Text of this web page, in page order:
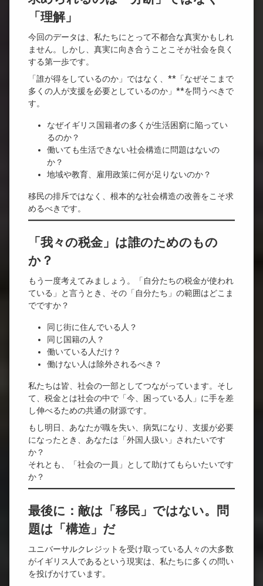
「理解」
今回のデータは、私たちにとって不都合な真実かもしれ
ません。しかし、真実に向き合うことこそが社会を良く
する第一歩です。
「誰が得をしているのか」ではなく、**「なぜそこまで
多くの人が支援を必要としているのか」**を問うべきで
す。
なぜイギリス国籍者の多くが生活困窮に陥ってい
るのか？
働いても生活できない社会構造に問題はないの
か？
地域や教育、雇用政策に何が足りないのか？
移民の排斥ではなく、根本的な社会構造の改善をこそ求
めるべきです。
「我々の税金」は誰のためのもの
か？
もう一度考えてみましょう。「自分たちの税金が使われ
ている」と言うとき、その「自分たち」の範囲はどこま
でですか？
同じ街に住んでいる人？
同じ国籍の人？
働いている人だけ？
働けない人は除外されるべき？
私たちは皆、社会の一部としてつながっています。そし
て、税金とは社会の中で「今、困っている人」に手を差
し伸べるための共通の財源です。
もし明日、あなたが職を失い、病気になり、支援が必要
になったとき、あなたは「外国人扱い」されたいです
か？
それとも、「社会の一員」として助けてもらいたいです
か？
最後に：敵は「移民」ではない。問
題は「構造」だ
ユニバーサルクレジットを受け取っている人々の大多数
がイギリス人であるという現実は、私たちに多くの問い
を投げかけています。